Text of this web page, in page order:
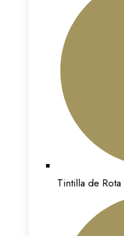
Tintilla de Rota